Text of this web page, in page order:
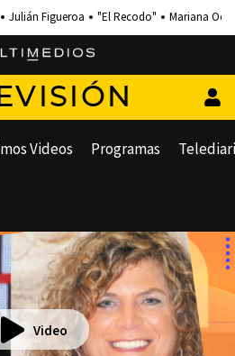
Julián Figueroa "El Recodo" Mariana
Videos Programas
Video